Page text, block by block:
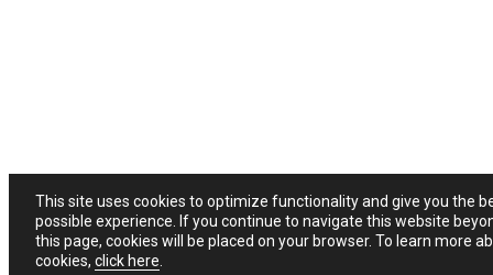
This site uses cookies to optimize functionality and give you the
possible experience. If you continue to navigate this website
this page, cookies will be placed on your browser. To learn more
cookies, click here